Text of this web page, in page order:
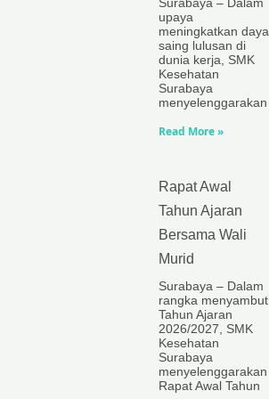
upaya
meningkatkan daya
saing lulusan di
dunia kerja, SMK
Kesehatan
Surabaya
menyelenggarakan
Read More »
Rapat Awal
Tahun Ajaran
Bersama Wali
Murid
Surabaya – Dalam
rangka menyambut
Tahun Ajaran
2026/2027, SMK
Kesehatan
Surabaya
menyelenggarakan
Rapat Awal Tahun